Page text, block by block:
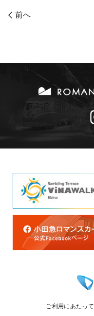
前へ
ご利用にあたって